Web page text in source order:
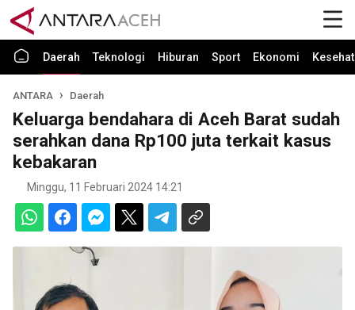
Daerah Teknologi Hiburan Sport Ekonomi
ANTARA Daerah
Keluarga bendahara di Aceh Barat sudah
serahkan dana Rp100 juta terkait kasus
kebakaran
Minggu, 11 Februari 2024 14:21